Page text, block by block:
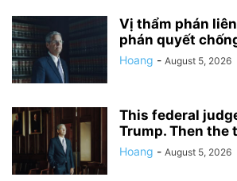
Vị thẩm phán
phán quyết
Hoang - August 5, 2026
This federal
Trump. Then the
Hoang - August 5, 2026